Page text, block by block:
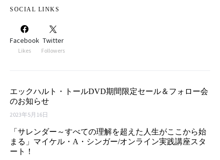
SOCIAL LINKS
Facebook
Likes
Twitter
Followers
エックハルト・トールDVD期間限定セール＆フォロー会
のお知らせ
2023年5月16日
「サレンダー～すべての理解を超えた人生がここから始
まる」マイケル・A・シンガー/オンライン実践講座スタ
ート！